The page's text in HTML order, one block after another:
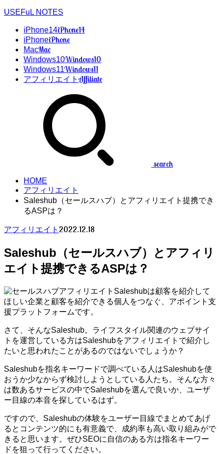
USEFuL NOTES
iPhone14iPhone14
iPhoneiPhone
MacMac
Windows10Windows10
Windows11Windows11
アフィリエイトAffiliate
search
HOME
アフィリエイト
Saleshub（セールスハブ）とアフィリエイト提携でき
るASPは？
アフィリエイト 2022.12.18
Saleshub（セールスハブ）とアフィリ
エイト提携できるASPは？
Saleshubは顧客を紹介して
ほしい企業と顧客を紹介できる個人をつなぐ、アポイント支
援プラットフォームです。
さて、そんなSaleshub。ライフスタイル関連のウェブサイ
トを運営している方はSaleshubをアフィリエイトで紹介し
たいと思われたことがあるのではないでしょうか？
Saleshubを指名キーワードで調べている人はSaleshubを使
おうか少なからず検討しようとしている人たち。そんな方々
は数あるサービスの中でSaleshubを選んで良いか、ユーザ
ー目線の本音を探しているはず。
ですので、Saleshubの体験をユーザー目線でまとめてあげ
るとコンテンツ的にも有意義で、成約率も高い取り組みがで
きると思います。ぜひSEOに自信のある方は指名キーワー
ドを狙って行ってください。